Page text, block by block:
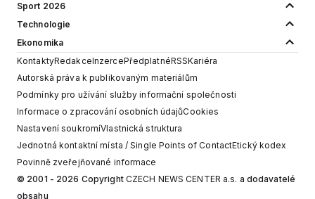
Sport 2026
Technologie
Ekonomika
KontaktyRedakceInzercePředplatnéRSSKariéra
Autorská práva k publikovaným materiálům
Podmínky pro užívání služby informační společnosti
Informace o zpracování osobních údajůCookies
Nastavení soukromíVlastnická struktura
Jednotná kontaktní místa / Single Points of ContactEtický kodex
Povinně zveřejňované informace
© 2001 - 2026 Copyright CZECH NEWS CENTER a.s. a dodavatelé
obsahu